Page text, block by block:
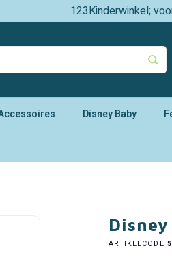
123Kinderwinkel;
Disney Baby
ARTIKELCODE